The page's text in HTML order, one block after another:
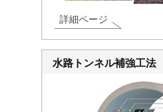
詳細ページ
水路トンネル補強工法